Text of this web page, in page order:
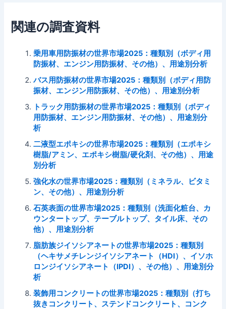
関連の調査資料
乗用車用防振材の世界市場2025：種類別（ボディ用
防振材、エンジン用防振材、その他）、用途別分析
バス用防振材の世界市場2025：種類別（ボディ用防
振材、エンジン用防振材、その他）、用途別分析
トラック用防振材の世界市場2025：種類別（ボディ
用防振材、エンジン用防振材、その他）、用途別分
析
二液型エポキシの世界市場2025：種類別（エポキシ
樹脂/アミン、エポキシ樹脂/硬化剤、その他）、用途
別分析
強化水の世界市場2025：種類別（ミネラル、ビタミ
ン、その他）、用途別分析
石英表面の世界市場2025：種類別（洗面化粧台、カ
ウンタートップ、テーブルトップ、タイル床、その
他）、用途別分析
脂肪族ジイソシアネートの世界市場2025：種類別
（ヘキサメチレンジイソシアネート（HDI）、イソホ
ロンジイソシアネート（IPDI）、その他）、用途別分
析
装飾用コンクリートの世界市場2025：種類別（打ち
抜きコンクリート、ステンドコンクリート、コンク